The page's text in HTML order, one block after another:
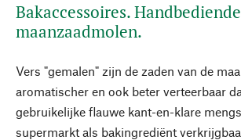
Bakaccessoires. Handbediende
maanzaadmolen.
Vers "gemalen" zijn de zaden van de
aromatischer en ook beter verteerbaar
gebruikelijke flauwe kant-en-klare
supermarkt als bakingrediënt